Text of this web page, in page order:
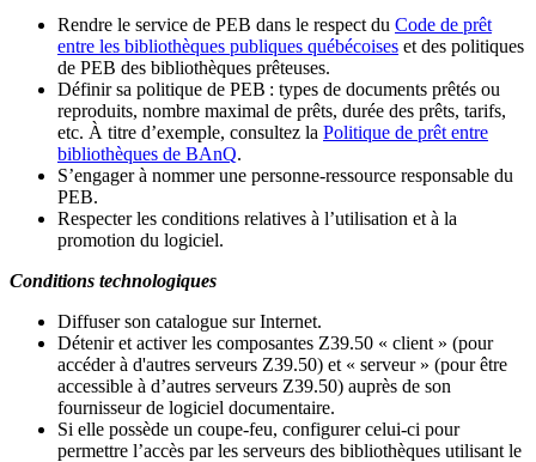
Rendre le service de PEB dans le respect du Code de prêt
entre les bibliothèques publiques québécoises et des politiques
de PEB des bibliothèques prêteuses.
Définir sa politique de PEB : types de documents prêtés ou
reproduits, nombre maximal de prêts, durée des prêts, tarifs,
etc. À titre d’exemple, consultez la Politique de prêt entre
bibliothèques de BAnQ.
S’engager à nommer une personne-ressource responsable du
PEB.
Respecter les conditions relatives à l’utilisation et à la
promotion du logiciel.
Conditions technologiques
Diffuser son catalogue sur Internet.
Détenir et activer les composantes Z39.50 « client » (pour
accéder à d'autres serveurs Z39.50) et « serveur » (pour être
accessible à d’autres serveurs Z39.50) auprès de son
fournisseur de logiciel documentaire.
Si elle possède un coupe-feu, configurer celui-ci pour
permettre l’accès par les serveurs des bibliothèques utilisant le